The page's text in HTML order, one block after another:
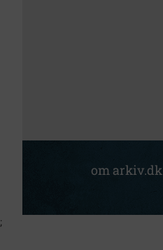
om arkiv.dk
;